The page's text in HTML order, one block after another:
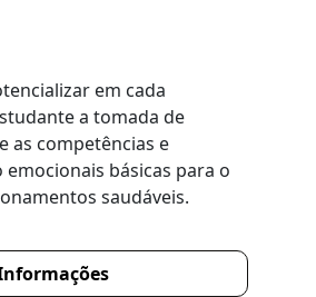
em cada
a tomada de
as competências e
emocionais básicas para o
saudáveis.